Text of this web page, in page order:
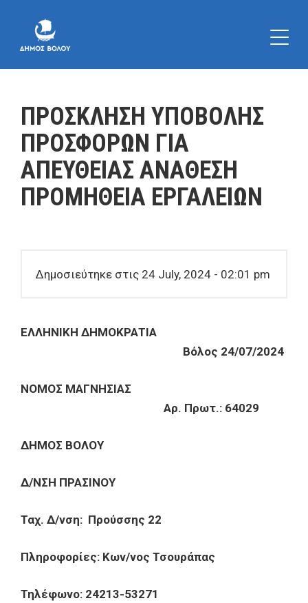
ΠΡΟΣΚΛΗΣΗ ΥΠΟΒΟΛΗΣ
ΠΡΟΣΦΟΡΩΝ ΓΙΑ
ΑΠΕΥΘΕΙΑΣ ΑΝΑΘΕΣΗ
ΠΡΟΜΗΘΕΙΑ ΕΡΓΑΛΕΙΩΝ
Δημοσιεύτηκε στις 24 July, 2024 - 02:01 pm
ΕΛΛΗΝΙΚΗ ΔΗΜΟΚΡΑΤΙΑ
Βόλος 24/07/2024
ΝΟΜΟΣ ΜΑΓΝΗΣΙΑΣ
Αρ. Πρωτ.: 64029
ΔΗΜΟΣ ΒΟΛΟΥ
Δ/ΝΣΗ ΠΡΑΣΙΝΟΥ
Ταχ. Δ/νση: Προύσσης 22
Πληροφορίες: Κων/νος Τσουράπας
Τηλέφωνο: 24213-53271